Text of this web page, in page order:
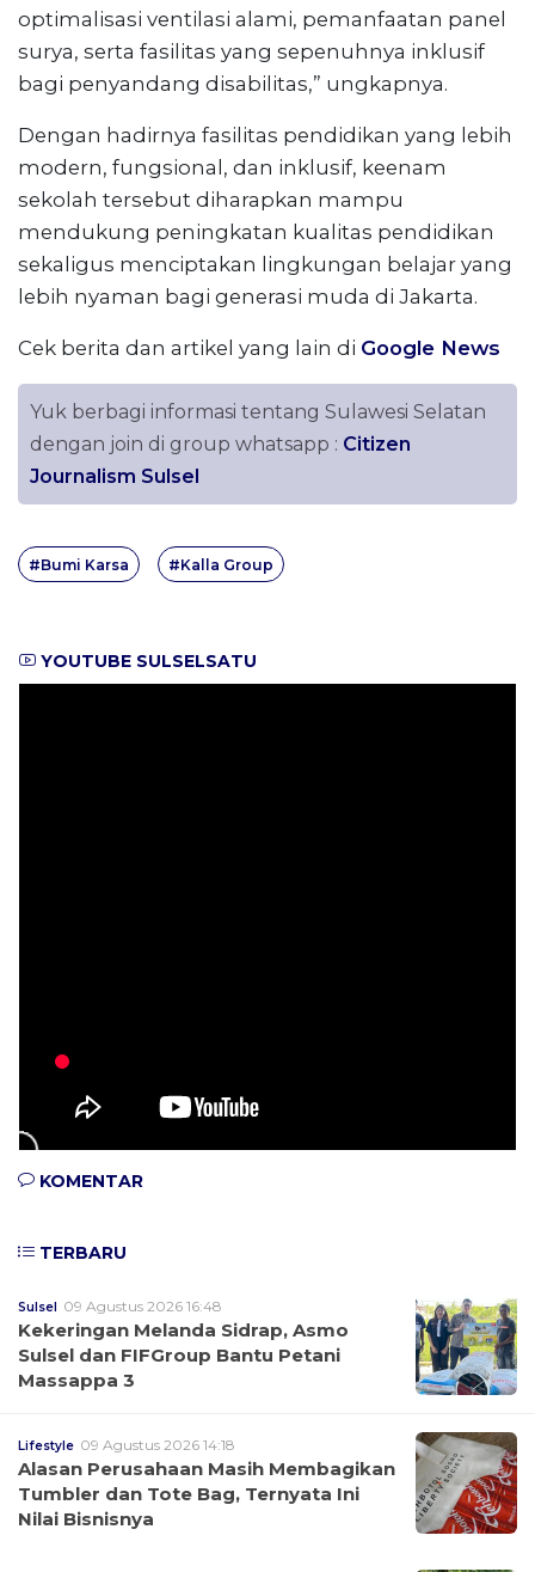
optimalisasi ventilasi alami, pemanfaatan panel
surya, serta fasilitas yang sepenuhnya inklusif
bagi penyandang disabilitas,” ungkapnya.
Dengan hadirnya fasilitas pendidikan yang lebih
modern, fungsional, dan inklusif, keenam
sekolah tersebut diharapkan mampu
mendukung peningkatan kualitas pendidikan
sekaligus menciptakan lingkungan belajar yang
lebih nyaman bagi generasi muda di Jakarta.
Cek berita dan artikel yang lain di Google News
Yuk berbagi informasi tentang Sulawesi Selatan
dengan join di group whatsapp : Citizen
Journalism Sulsel
#Bumi Karsa #Kalla Group
YOUTUBE SULSELSATU
KOMENTAR
TERBARU
Sulsel 09 Agustus 2026 16:48
Kekeringan Melanda Sidrap, Asmo
Sulsel dan FIFGroup Bantu Petani
Massappa 3
Lifestyle 09 Agustus 2026 14:18
Alasan Perusahaan Masih Membagikan
Tumbler dan Tote Bag, Ternyata Ini
Nilai Bisnisnya